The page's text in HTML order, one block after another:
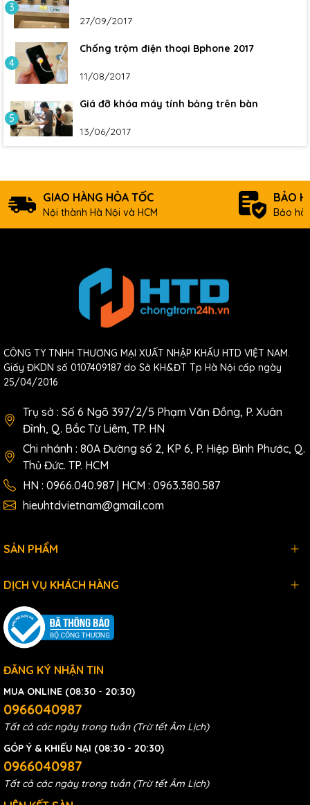
3
27/09/2017
4
Chống trộm điện thoại Bphone 2017
11/08/2017
5
Giá đỡ khóa máy tính bảng trên bàn
13/06/2017
GIAO HÀNG HỎA TỐC
Nội thành Hà Nội và HCM
BẢO
Bảo
CÔNG TY TNHH THƯƠNG MẠI XUẤT NHẬP KHẨU HTD VIỆT NAM.
Giấy ĐKDN số 0107409187 do Sở KH&ĐT Tp Hà Nội cấp ngày
25/04/2016
Trụ sở : Số 6 Ngõ 397/2/5 Phạm Văn Đồng, P. Xuân
Đỉnh, Q. Bắc Từ Liêm, TP. HN
Chi nhánh : 80A Đường số 2, KP 6, P. Hiệp Bình Phước, Q.
Thủ Đức. TP. HCM
HN : 0966.040.987 | HCM : 0963.380.587
hieuhtdvietnam@gmail.com
SẢN PHẨM
DỊCH VỤ KHÁCH HÀNG
ĐĂNG KÝ NHẬN TIN
MUA ONLINE (08:30 - 20:30)
0966040987
Tất cả các ngày trong tuần (Trừ tết Âm Lịch)
GÓP Ý & KHIẾU NẠI (08:30 - 20:30)
0966040987
Tất cả các ngày trong tuần (Trừ tết Âm Lịch)